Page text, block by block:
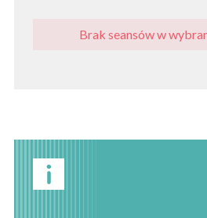
Brak seansów w